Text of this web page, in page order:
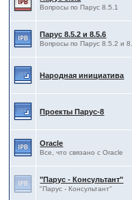
Вопросы по Парус 8.5.1
Парус 8.5.2 и 8.5.6
Вопросы по Парус 8.5.2 и
Народная инициатива
Проекты Паруc-8
Oracle
Все, что связано с Oracle
"Парус - Консультант"
"Парус - Консультант"